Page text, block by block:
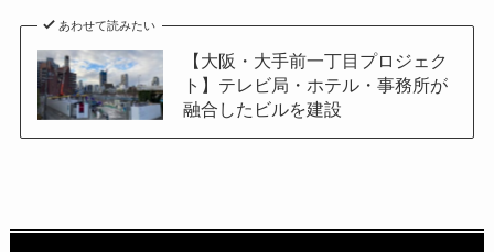
あわせて読みたい
【大阪・大手前一丁目プロジェク
ト】テレビ局・ホテル・事務所が
融合したビルを建設